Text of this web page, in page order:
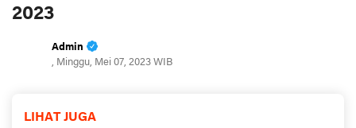
2023
Admin
, Minggu, Mei 07, 2023 WIB
LIHAT JUGA